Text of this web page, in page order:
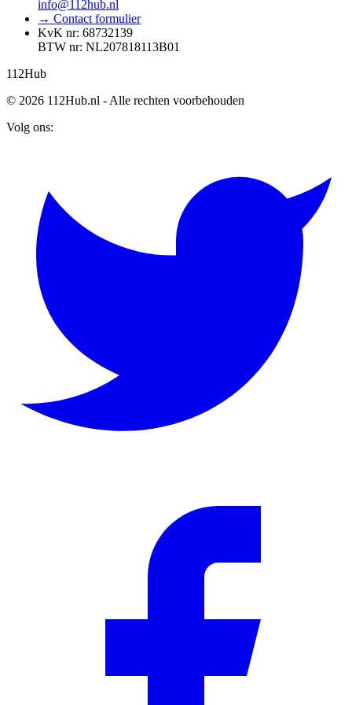
info@112hub.nl
→ Contact formulier
KvK nr: 68732139
BTW nr: NL207818113B01
112Hub
© 2026 112Hub.nl - Alle rechten voorbehouden
Volg ons: